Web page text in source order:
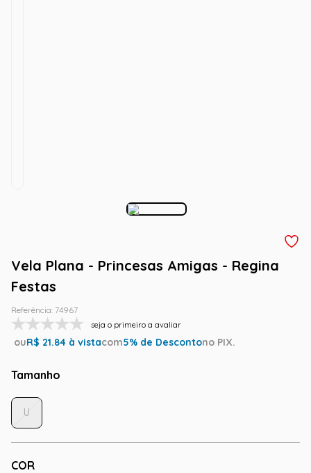
Vela Plana - Princesas Amigas - Regina
Festas
Referência: 74967
seja o primeiro a avaliar
ouR$ 21.84 à vistacom5% de Descontono PIX.
Tamanho
COR
U